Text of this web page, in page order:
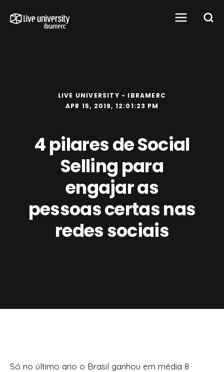
LIVE UNIVERSITY - IBRAMERC
APR 15, 2019, 12:01:23 PM
4 pilares de Social
Selling para
engajar as
pessoas certas nas
redes sociais
Só no último ano o Brasil ganhou em média 8